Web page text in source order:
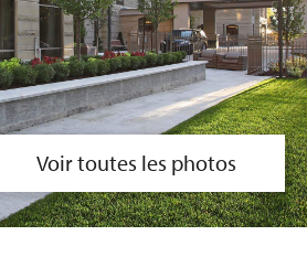
Voir toutes les photos